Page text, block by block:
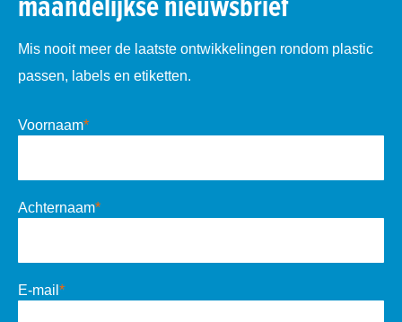
Mis nooit meer de laatste ontwikkelingen rondom plastic
passen, labels en etiketten.
Voornaam*
Achternaam*
E-mail *